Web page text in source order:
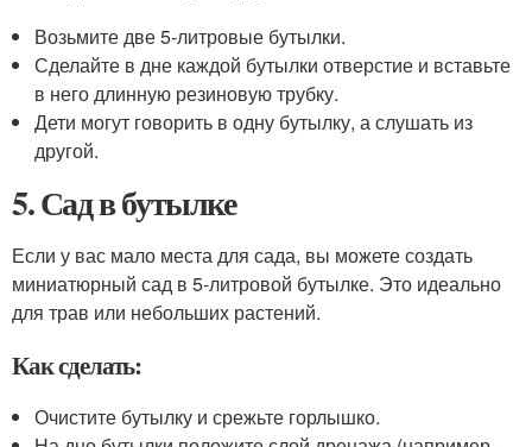
Возьмите две 5-литровые бутылки.
Сделайте в дне каждой бутылки отверстие и вставьте
в него длинную резиновую трубку.
Дети могут говорить в одну бутылку, а слушать из
другой.
5. Сад в бутылке
Если у вас мало места для сада, вы можете создать
миниатюрный сад в 5-литровой бутылке. Это идеально
для трав или небольших растений.
Как сделать:
Очистите бутылку и срежьте горлышко.